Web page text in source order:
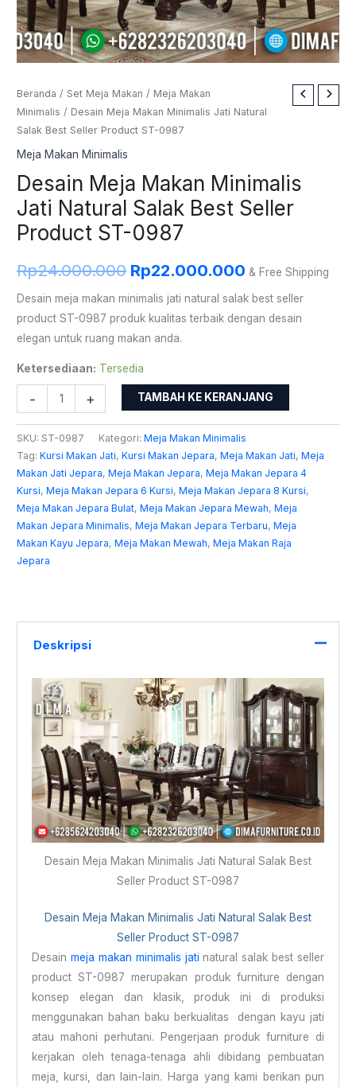
Beranda / Set Meja Makan / Meja Makan
Minimalis / Desain Meja Makan Minimalis Jati Natural
Salak Best Seller Product ST-0987
Meja Makan Minimalis
Desain Meja Makan Minimalis
Jati Natural Salak Best Seller
Product ST-0987
Rp24.000.000
Harga
aslinya
Rp24.000.000.
Rp22.000.000
adalah:
& Free Shipping
Desain meja makan minimalis jati natural salak best seller
product ST-0987 produk kualitas terbaik dengan desain
elegan untuk ruang makan anda.
Ketersediaan: Tersedia
-
Kuantitas
Desain
Meja
Makan
Minimalis
Jati
Natural
Salak
Seller
Product
0987
+ TAMBAH KE KERANJANG
SKU: ST-0987 Kategori:Meja Makan Minimalis
Tag:Kursi Makan Jati,Kursi Makan Jepara,Meja Makan Jati,Meja
Makan Jati Jepara,Meja Makan Jepara,Meja Makan Jepara 4
Kursi,Meja Makan Jepara 6 Kursi,Meja Makan Jepara 8 Kursi,
Meja Makan Jepara Bulat,Meja Makan Jepara Mewah,Meja
Makan Jepara Minimalis,Meja Makan Jepara Terbaru,Meja
Makan Kayu Jepara,Meja Makan Mewah,Meja Makan Raja
Jepara
Deskripsi
Desain Meja Makan Minimalis Jati Natural Salak Best
Seller Product ST-0987
Desain Meja Makan Minimalis Jati Natural Salak Best
Seller Product ST-0987
Desain meja makan minimalis jati natural salak best seller
product ST-0987 merupakan produk furniture dengan
konsep elegan dan klasik, produk ini di produksi
menggunakan bahan baku berkualitas dengan kayu jati
atau mahoni perhutani. Pengerjaan produk furniture di
kerjakan oleh tenaga-tenaga ahli dibidang pembuatan
meja, kursi, dan lain-lain. Harga yang kami berikan pun